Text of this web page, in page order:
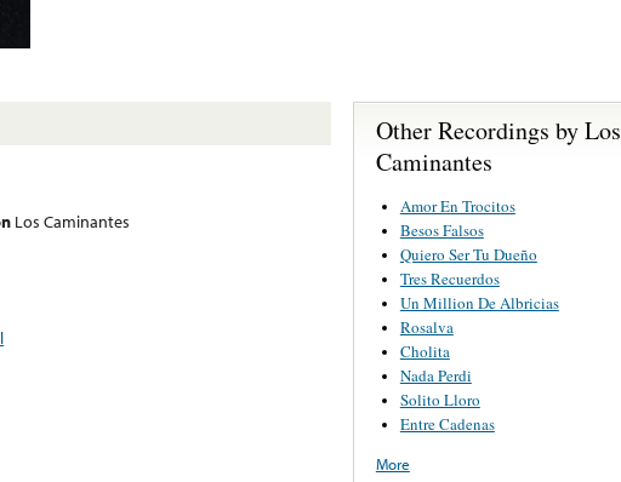
Los Caminantes
Other Recordings by Los
Caminantes
Amor En Trocitos
Besos Falsos
Quiero Ser Tu Dueño
Tres Recuerdos
Un Million De Albricias
Rosalva
Cholita
Nada Perdi
Solito Lloro
Entre Cadenas
More